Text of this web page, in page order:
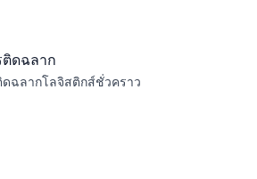
ดฉลาก​
ฉลากโลจิสติกส์ชั่วคราว